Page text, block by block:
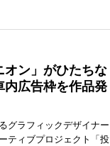
オン」がひたちな
内広告枠を作品発
グラフィックデザイナー
ティブプロジェクト「投